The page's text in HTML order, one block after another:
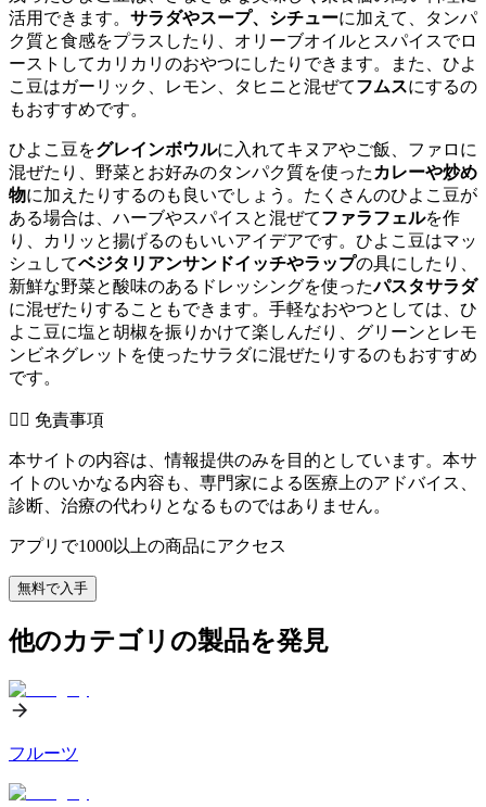
活用できます。 サラダやスープ、シチューに加えて、タンパ
ク質と食感をプラスしたり、オリーブオイルとスパイスでロ
ーストしてカリカリのおやつにしたりできます。また、ひよ
こ豆はガーリック、レモン、タヒニと混ぜてフムスにするの
もおすすめです。
ひよこ豆をグレインボウルに入れてキヌアやご飯、ファロに
混ぜたり、野菜とお好みのタンパク質を使った カレーや炒め
物に加えたりするのも良いでしょう。たくさんのひよこ豆が
ある場合は、ハーブやスパイスと混ぜてファラフェルを作
り、カリッと揚げるのもいいアイデアです。ひよこ豆はマッ
シュしてベジタリアンサンドイッチやラップの具にしたり、
新鮮な野菜と酸味のあるドレッシングを使ったパスタサラダ
に混ぜたりすることもできます。手軽なおやつとしては、ひ
よこ豆に塩と胡椒を振りかけて楽しんだり、グリーンとレモ
ンビネグレットを使ったサラダに混ぜたりするのもおすすめ
です。
👨‍⚕️️ 免責事項
本サイトの内容は、情報提供のみを目的としています。本サ
イトのいかなる内容も、専門家による医療上のアドバイス、
診断、治療の代わりとなるものではありません。
アプリで1000以上の商品にアクセス
無料で入手
他のカテゴリの製品を発見
フルーツ